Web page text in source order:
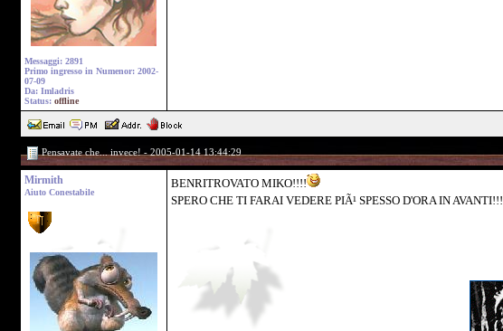
Messaggi: 2891
Primo ingresso in Numenor: 2002-
07-09
Da: Imladris
Status: offline
Pensavate che... invece! - 2005-01-14 13:44:29
Mirmith
Aiuto Conestabile
BENRITROVATO MIKO!!!!
SPERO CHE TI FARAI VEDERE PIÃ¹ SPESSO D'ORA IN AVANTI!!!